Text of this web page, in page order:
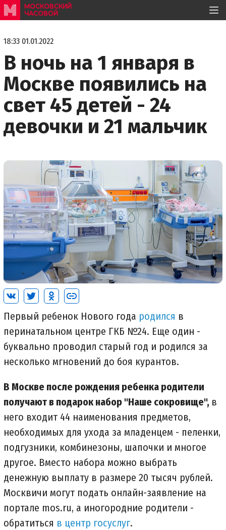
МОСКОВСКИЙ
ЧАСОВОЙ
18:33 01.01.2022
В ночь на 1 января в
Москве появились на
свет 45 детей - 24
девочки и 21 мальчик
Первый ребенок Нового года родился в
перинатальном центре ГКБ №24. Еще один -
буквально проводил старый год и родился за
несколько мгновений до боя курантов.
В Москве после рождения ребенка родители
получают в подарок набор "Наше сокровище", в
него входит 44 наименования предметов,
необходимых для ухода за младенцем - пеленки,
подгузники, комбинезоны, шапочки и многое
другое. Вместо набора можно выбрать
денежную выплату в размере 20 тысяч рублей.
Москвичи могут подать онлайн-заявление на
портале mos.ru, а иногородние родители -
обратиться в центр госуслуг.